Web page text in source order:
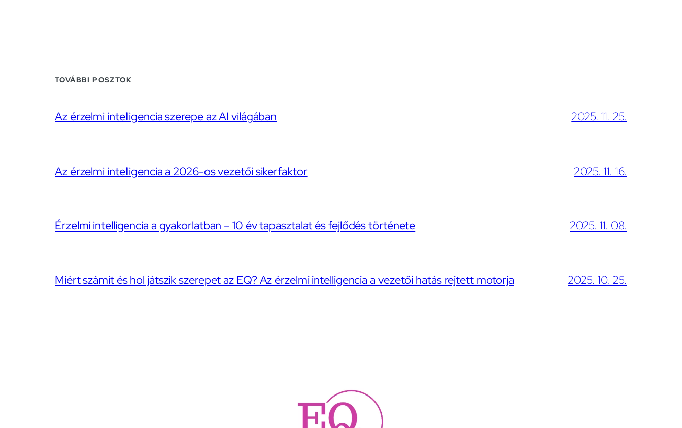
TOVÁBBI POSZTOK
Az érzelmi intelligencia szerepe az AI világában 2025. 11. 25.
Az érzelmi intelligencia a 2026-os vezetői sikerfaktor 2025. 11. 16.
Érzelmi intelligencia a gyakorlatban – 10 év tapasztalat és fejlődés története 2025. 11. 08.
Miért számít és hol játszik szerepet az EQ? Az érzelmi intelligencia a vezetői hatás rejtett motorja 2025. 10. 25.